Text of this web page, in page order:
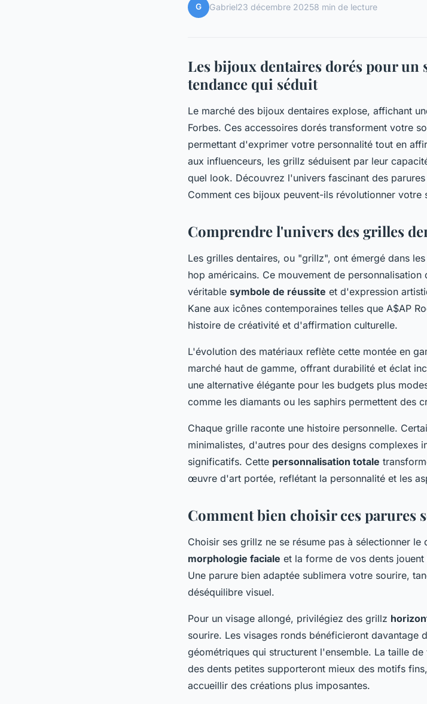
G Gabriel23 décembre 20258 min de lecture
Les bijoux dentaires dorés pour un
tendance qui séduit
Le marché des bijoux dentaires explose, affichant
Forbes. Ces accessoires dorés transforment votre
permettant d'exprimer votre personnalité tout en
aux influenceurs, les grillz séduisent par leur
quel look. Découvrez l'univers fascinant des
Comment ces bijoux peuvent-ils révolutionner votre
Comprendre l'univers des grilles
Les grilles dentaires, ou "grillz", ont émergé dans
hop américains. Ce mouvement de
véritable symbole de réussite et d'expression
Kane aux icônes contemporaines telles que A$AP
histoire de créativité et d'affirmation culturelle.
L'évolution des matériaux reflète cette montée en
marché haut de gamme, offrant durabilité et éclat
une alternative élégante pour les budgets plus
comme les diamants ou les saphirs permettent des
Chaque grille raconte une histoire personnelle.
minimalistes, d'autres pour des designs complexes
significatifs. Cette personnalisation totale
œuvre d'art portée, reflétant la personnalité et les
Comment bien choisir ces parures
Choisir ses grillz ne se résume pas à sélectionner
morphologie faciale et la forme de vos dents
Une parure bien adaptée sublimera votre sourire,
déséquilibre visuel.
Pour un visage allongé, privilégiez des grillz
sourire. Les visages ronds bénéficieront davantage
géométriques qui structurent l'ensemble. La taille
des dents petites supporteront mieux des motifs
accueillir des créations plus imposantes.